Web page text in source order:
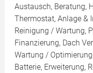
Austausch, Beratung,
Thermostat, Anlage &
Reinigung / Wartung,
Finanzierung, Dach
Wartung /
Batterie, Erweiterung,